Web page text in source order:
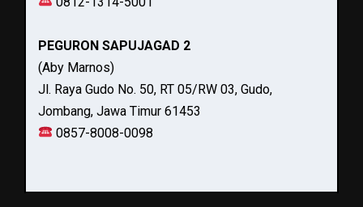
PEGURON SAPUJAGAD 2
(Aby Marnos)
Jl. Raya Gudo No. 50, RT 05/RW 03, Gudo,
Jombang, Jawa Timur 61453
0857-8008-0098